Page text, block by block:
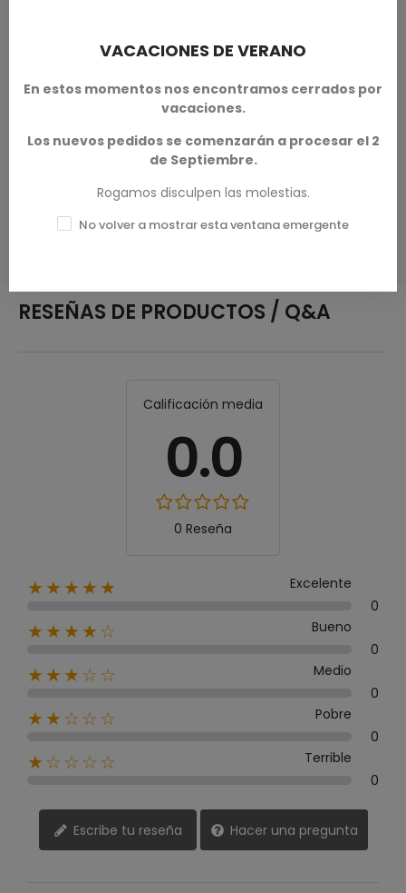
escala (tamaño) están disponibles según se solicite.
es un impresor autorizado con licencia
deTired World Studio
DETALLES DEL PRODUCTO
RESEÑAS DE PRODUCTOS / Q&A
Calificación media
0.0
0 Reseña
★★★★★
Excelente
0
★★★★☆
Bueno
0
★★★☆☆
Medio
0
★★☆☆☆
Pobre
0
★☆☆☆☆
Terrible
0
Escribe tu reseña Hacer una pregunta
VACACIONES DE VERANO
En estos momentos nos encontramos cerrados por
vacaciones.
Los nuevos pedidos se comenzarán a procesar el 2
de Septiembre.
Rogamos disculpen las molestias.
No volver a mostrar esta ventana emergente